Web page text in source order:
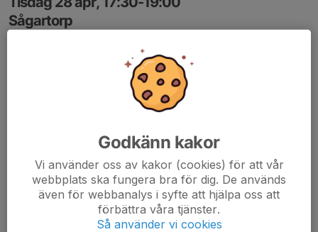
Sågartorp
Godkänn kakor
Vi använder oss av kakor (cookies) för att vår
webbplats ska fungera bra för dig. De används
även för webbanalys i syfte att hjälpa oss att
förbättra våra tjänster.
Så använder vi cookies